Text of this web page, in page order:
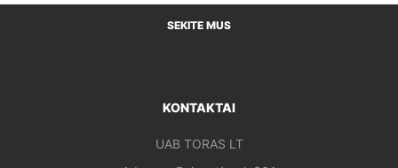
SEKITE MUS
KONTAKTAI
UAB TORAS LT